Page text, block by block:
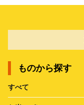
ものから探す
すべて